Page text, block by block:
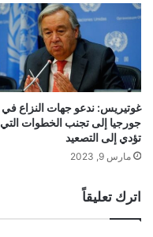
غوتيريس: ندعو جهات النزاع في
جورجيا إلى تجنب الخطوات التي
تؤدي إلى التصعيد
مارس 9, 2023
اترك تعليقاً